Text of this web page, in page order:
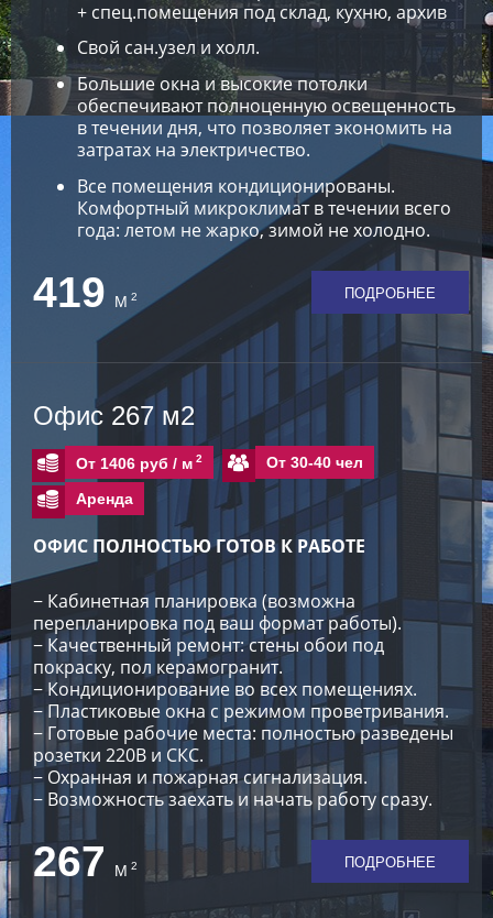
+ спец.помещения под склад, кухню, архив
Свой сан.узел и холл.
Большие окна и высокие потолки
обеспечивают полноценную освещенность
в течении дня, что позволяет экономить на
затратах на электричество.
Все помещения кондиционированы.
Комфортный микроклимат в течении всего
года: летом не жарко, зимой не холодно.
419 М 2 ПОДРОБНЕЕ
Офис 267 м2
От 1406 руб / м 2 От 30-40 чел
Аренда
ОФИС ПОЛНОСТЬЮ ГОТОВ К РАБОТЕ
− Кабинетная планировка (возможна
перепланировка под ваш формат работы).
− Качественный ремонт: стены обои под
покраску, пол керамогранит.
− Кондиционирование во всех помещениях.
− Пластиковые окна с режимом проветривания.
− Готовые рабочие места: полностью разведены
розетки 220В и СКС.
− Охранная и пожарная сигнализация.
− Возможность заехать и начать работу сразу.
267 М 2 ПОДРОБНЕЕ